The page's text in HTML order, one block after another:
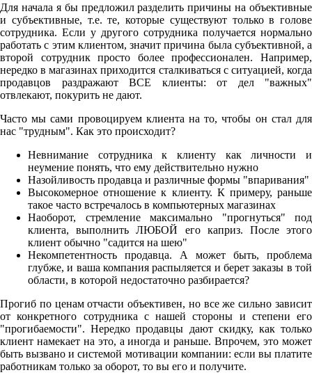
Для начала я бы предложил разделить причины на объективные
и субъективные, т.е. те, которые существуют только в голове
сотрудника. Если у другого сотрудника получается нормально
работать с этим клиентом, значит причина была субъективной, а
второй сотрудник просто более профессионален. Например,
нередко в магазинах приходится сталкиваться с ситуацией, когда
продавцов раздражают ВСЕ клиенты: от дел "важных"
отвлекают, покурить не дают.
Часто мы сами провоцируем клиента на то, чтобы он стал для
нас "трудным". Как это происходит?
Невнимание сотрудника к клиенту как личности и
неумение понять, что ему действительно нужно
Назойливость продавца и различные формы "впаривания"
Высокомерное отношение к клиенту. К примеру, раньше
такое часто встречалось в компьютерных магазинах
Наоборот, стремление максимально "прогнуться" под
клиента, выполнить ЛЮБОЙ его каприз. После этого
клиент обычно "садится на шею"
Некомпетентность продавца. А может быть, проблема
глубже, и ваша компания распыляется и берет заказы в той
области, в которой недостаточно разбирается?
Прогиб по ценам отчасти объективен, но все же сильно зависит
от конкретного сотрудника с нашей стороны и степени его
"прогибаемости". Нередко продавцы дают скидку, как только
клиент намекает на это, а иногда и раньше. Впрочем, это может
быть вызвано и системой мотивации компании: если вы платите
работникам только за оборот, то вы его и получите.